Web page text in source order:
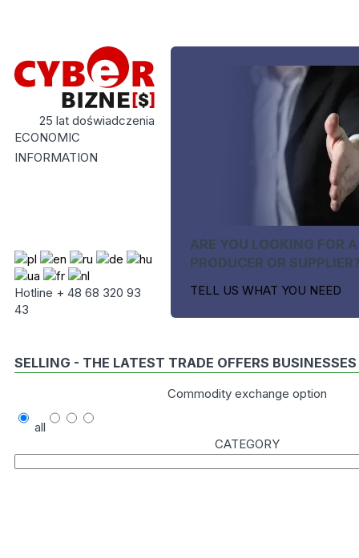
25 lat doświadczenia
ECONOMIC
INFORMATION
Hotline + 48 68 320 93
43
ARE YOU LOOKING FOR A
PRODUCER OR
TELL US WHAT YOU NEED
SELLING - THE LATEST TRADE OFFERS BUSINESSES
Commodity exchange option
all
CATEGORY